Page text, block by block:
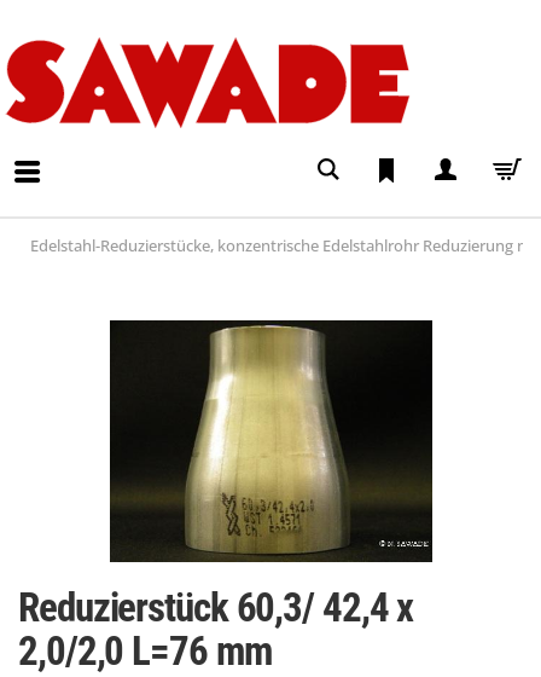
Edelstahl-Reduzierstücke, konzentrische Edelstahlrohr Reduzierung
Reduzierstück 60,3/ 42,4 x
2,0/2,0 L=76 mm